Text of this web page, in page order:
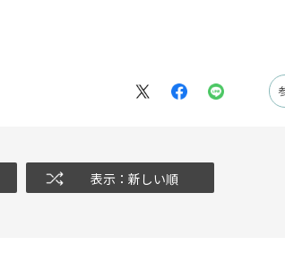
表示：新しい順